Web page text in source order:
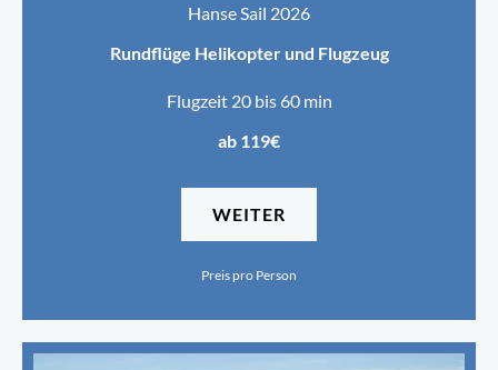
Hanse Sail 2026
Rundflüge Helikopter und Flugzeug
Flugzeit 20 bis 60 min
ab 119€
WEITER
Preis pro Person